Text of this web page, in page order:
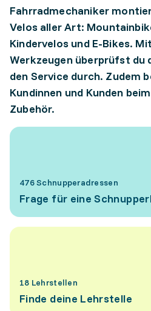
Fahrradmechaniker
Velos aller Art:
Kindervelos und E-Bikes.
Werkzeugen überprüfst du
den Service durch. Zudem
Kundinnen und Kunden
Zubehör.
476 Schnupperadressen
Frage für eine
18 Lehrstellen
Finde deine Lehrstelle